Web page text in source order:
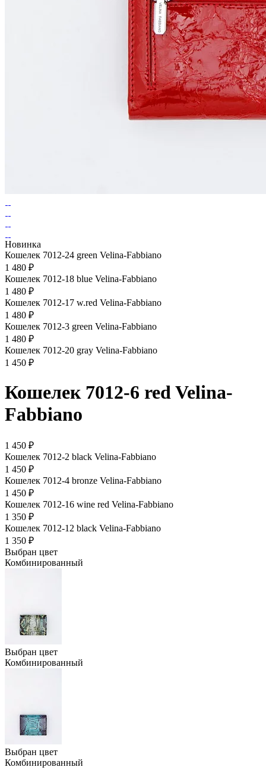
Новинка
Кошелек 7012-24 green Velina-Fabbiano
1 480 ₽
Кошелек 7012-18 blue Velina-Fabbiano
1 480 ₽
Кошелек 7012-17 w.red Velina-Fabbiano
1 480 ₽
Кошелек 7012-3 green Velina-Fabbiano
1 480 ₽
Кошелек 7012-20 gray Velina-Fabbiano
1 450 ₽
Кошелек 7012-6 red Velina-
Fabbiano
1 450 ₽
Кошелек 7012-2 black Velina-Fabbiano
1 450 ₽
Кошелек 7012-4 bronze Velina-Fabbiano
1 450 ₽
Кошелек 7012-16 wine red Velina-Fabbiano
1 350 ₽
Кошелек 7012-12 black Velina-Fabbiano
1 350 ₽
Выбран цвет
Комбинированный
Выбран цвет
Комбинированный
Выбран цвет
Комбинированный